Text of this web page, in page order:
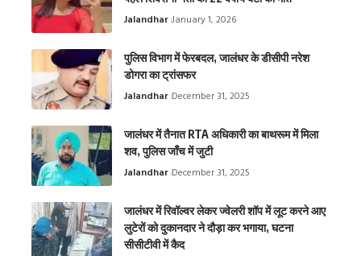
Jalandhar January 1, 2026
पुलिस विभाग में फेरबदल, जालंधर के डीसीपी नरेश
डोगरा का ट्रांसफर
Jalandhar December 31, 2025
जालंधर में तैनात RTA अधिकारी का बाथरूम में मिला
शव, पुलिस जाँच में जुटी
Jalandhar December 31, 2025
जालंधर में रिवॉल्वर लेकर ज्वेलरी शॉप में लूट करने आए
लुटेरों को दुकानदार ने दौड़ा कर भगाया, घटना
सीसीटीवी में कैद